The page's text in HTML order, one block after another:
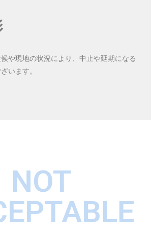
や現地の状況により、中止や延期になる
います。
NOT